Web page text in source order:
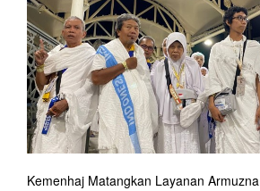
Kemenhaj Matangkan Layanan Armuzna